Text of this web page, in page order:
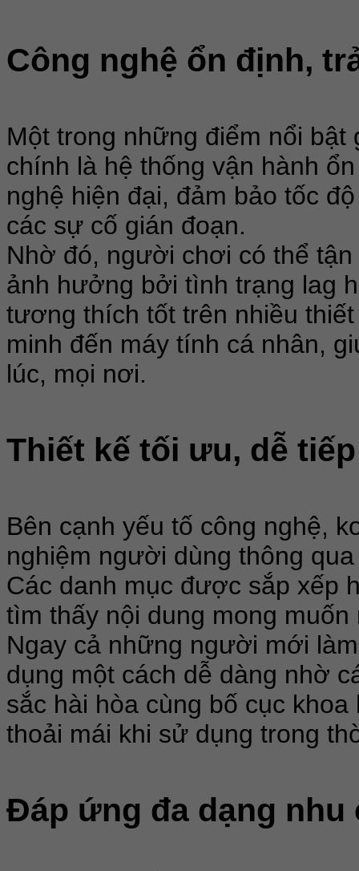
Công nghệ ổn định,
Một trong những điểm nổi
chính là hệ thống vận hành
nghệ hiện đại, đảm bảo tốc
các sự cố gián đoạn.
Nhờ đó, người chơi có thể
ảnh hưởng bởi tình trạng lag
tương thích tốt trên nhiều
minh đến máy tính cá nhân,
lúc, mọi nơi.
Thiết kế tối ưu, dễ
Bên cạnh yếu tố công nghệ,
nghiệm người dùng thông
Các danh mục được sắp xếp
tìm thấy nội dung mong
Ngay cả những người mới
dụng một cách dễ dàng nhờ
sắc hài hòa cùng bố cục
thoải mái khi sử dụng trong
Đáp ứng đa dạng